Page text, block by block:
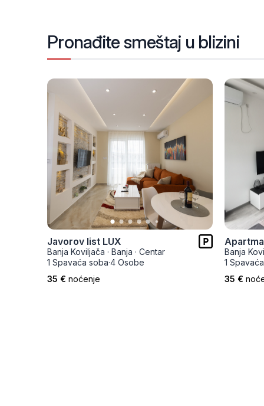
Pronađite smeštaj u blizini
Javorov list LUX
Banja Koviljača · Banja · Centar
1 Spavaća soba·4 Osobe
35 € noćenje
Banja
1
35 €